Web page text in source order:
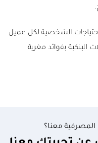
الشخصية لكل عميل
البنكية بفوائد مغرية
معنا؟